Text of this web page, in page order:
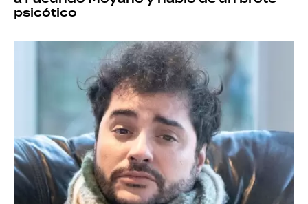
psicótico